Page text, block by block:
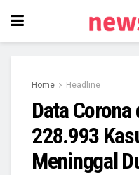
Home Headline
Data
228.993
Meninggal